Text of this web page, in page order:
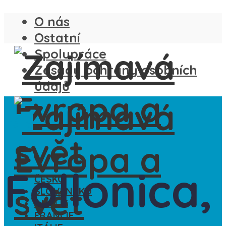
O nás
Ostatní
Spolupráce
Zásady ochrany osobních
údajů
ČESKO
SLOVENSKO
ANGLIE
FRANCIE
Follonica,